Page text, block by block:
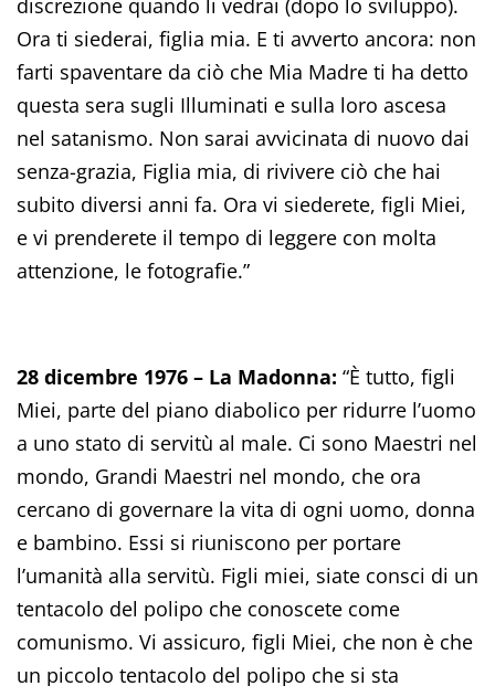
discrezione quando li vedrai (dopo lo sviluppo).
Ora ti siederai, figlia mia. E ti avverto ancora: non
farti spaventare da ciò che Mia Madre ti ha detto
questa sera sugli Illuminati e sulla loro ascesa
nel satanismo. Non sarai avvicinata di nuovo dai
senza-grazia, Figlia mia, di rivivere ciò che hai
subito diversi anni fa. Ora vi siederete, figli Miei,
e vi prenderete il tempo di leggere con molta
attenzione, le fotografie.”
28 dicembre 1976 – La Madonna: “È tutto, figli
Miei, parte del piano diabolico per ridurre l’uomo
a uno stato di servitù al male. Ci sono Maestri nel
mondo, Grandi Maestri nel mondo, che ora
cercano di governare la vita di ogni uomo, donna
e bambino. Essi si riuniscono per portare
l’umanità alla servitù. Figli miei, siate consci di un
tentacolo del polipo che conoscete come
comunismo. Vi assicuro, figli Miei, che non è che
un piccolo tentacolo del polipo che si sta